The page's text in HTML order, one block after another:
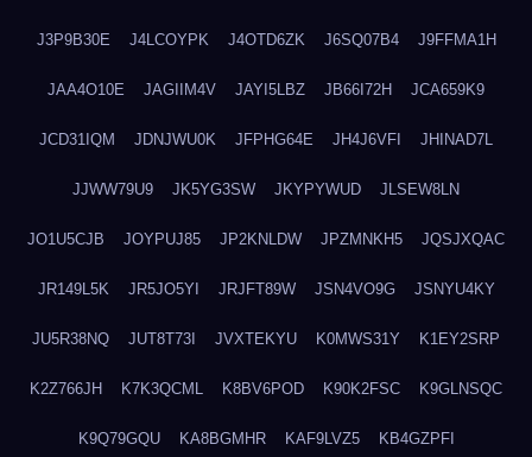
J3P9B30E J4LCOYPK J4OTD6ZK J6SQ07B4 J9FFMA1H
JAA4O10E JAGIIM4V JAYI5LBZ JB66I72H JCA659K9
JCD31IQM JDNJWU0K JFPHG64E JH4J6VFI JHINAD7L
JJWW79U9 JK5YG3SW JKYPYWUD JLSEW8LN
JO1U5CJB JOYPUJ85 JP2KNLDW JPZMNKH5 JQSJXQAC
JR149L5K JR5JO5YI JRJFT89W JSN4VO9G JSNYU4KY
JU5R38NQ JUT8T73I JVXTEKYU K0MWS31Y K1EY2SRP
K2Z766JH K7K3QCML K8BV6POD K90K2FSC K9GLNSQC
K9Q79GQU KA8BGMHR KAF9LVZ5 KB4GZPFI